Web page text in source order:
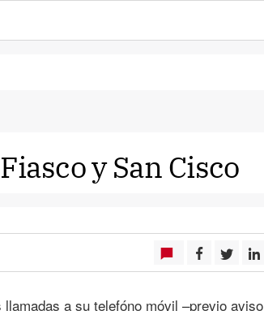
y San Cisco
a su telefóno móvil –previo aviso